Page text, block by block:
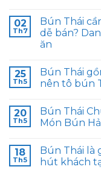
02
Th7
Bún Thái
dễ bán?
ăn
25
Th5
Bún Thái
nên tô bún
20
Th5
Bún Thái
Món Bún
18
Th5
Bún Thái là
hút khách